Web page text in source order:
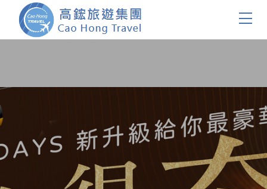
團體旅遊
證件簽證